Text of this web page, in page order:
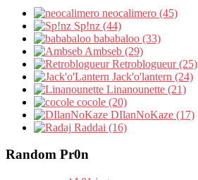
neocalimero (45)
Sp!nz (44)
bababaloo (33)
Ambseb (29)
Retroblogueur (25)
Jack'o'lantern (24)
Linanounette (21)
cocole (20)
DIlanNoKaze (17)
Raddai (16)
Random Pr0n